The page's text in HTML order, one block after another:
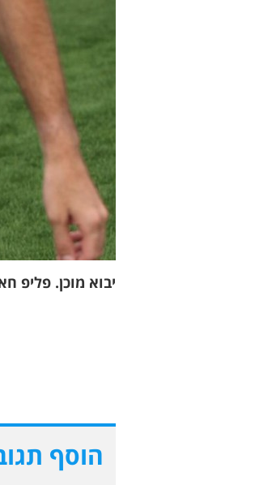
יבוא מוכן. פליפ
הוסף